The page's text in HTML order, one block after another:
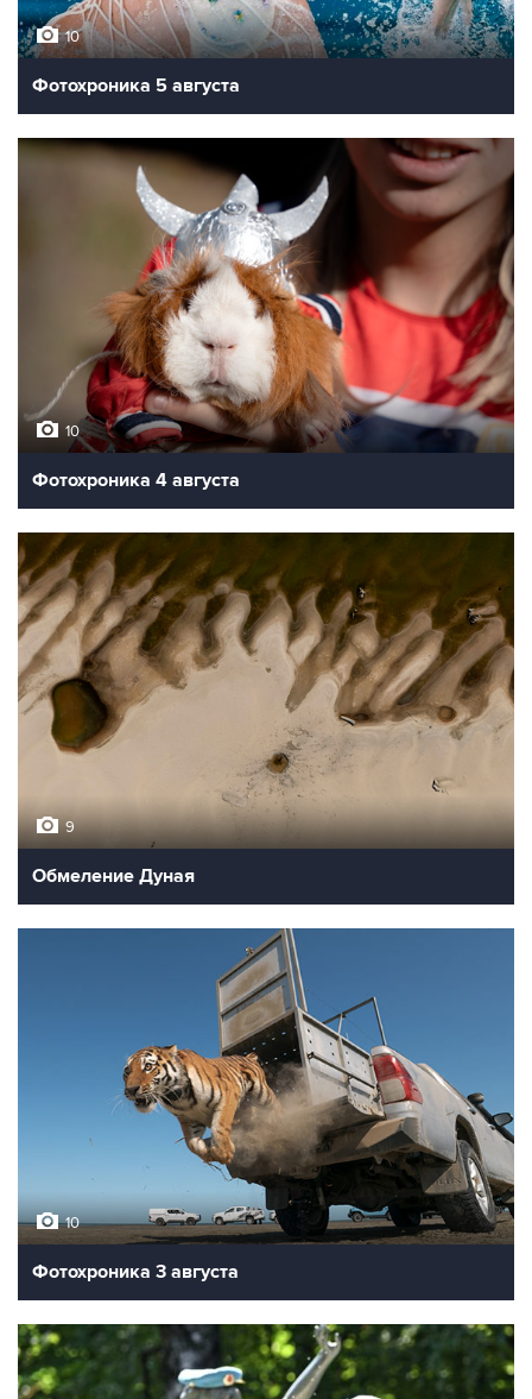
10
Фотохроника 5 августа
10
Фотохроника 4 августа
9
Обмеление Дуная
10
Фотохроника 3 августа